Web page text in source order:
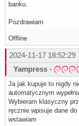
banku.
Pozdrawiam
Offline
2024-11-17 18:52:29
Yampress -
Ja jak kupuje to nigdy
automatycznym
Wybieram klasyczny
ręcznie wpisuje dane
wstawiam